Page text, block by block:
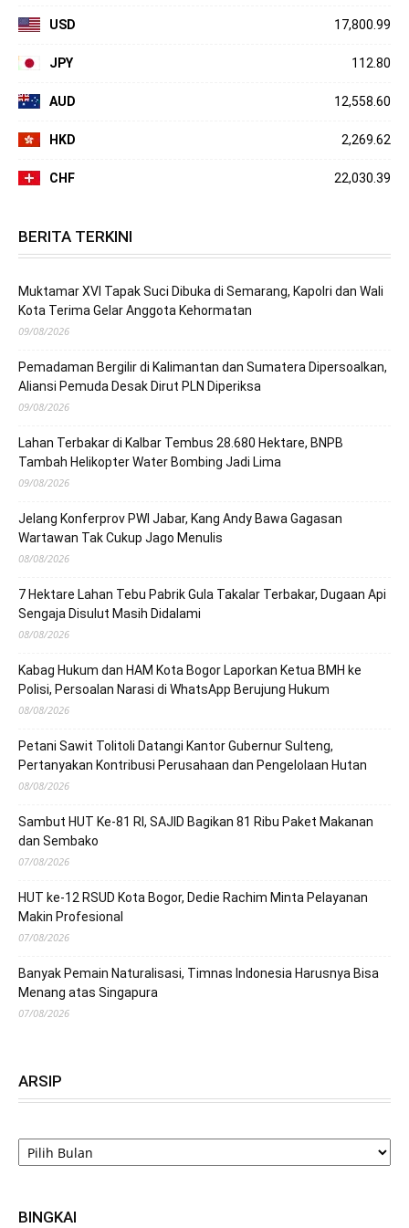
USD 17,800.99
JPY 112.80
AUD 12,558.60
HKD 2,269.62
CHF 22,030.39
BERITA TERKINI
Muktamar XVI Tapak Suci Dibuka di Semarang, Kapolri dan Wali
Kota Terima Gelar Anggota Kehormatan
09/08/2026
Pemadaman Bergilir di Kalimantan dan Sumatera Dipersoalkan,
Aliansi Pemuda Desak Dirut PLN Diperiksa
09/08/2026
Lahan Terbakar di Kalbar Tembus 28.680 Hektare, BNPB
Tambah Helikopter Water Bombing Jadi Lima
09/08/2026
Jelang Konferprov PWI Jabar, Kang Andy Bawa Gagasan
Wartawan Tak Cukup Jago Menulis
08/08/2026
7 Hektare Lahan Tebu Pabrik Gula Takalar Terbakar, Dugaan Api
Sengaja Disulut Masih Didalami
08/08/2026
Kabag Hukum dan HAM Kota Bogor Laporkan Ketua BMH ke
Polisi, Persoalan Narasi di WhatsApp Berujung Hukum
08/08/2026
Petani Sawit Tolitoli Datangi Kantor Gubernur Sulteng,
Pertanyakan Kontribusi Perusahaan dan Pengelolaan Hutan
08/08/2026
Sambut HUT Ke-81 RI, SAJID Bagikan 81 Ribu Paket Makanan
dan Sembako
07/08/2026
HUT ke-12 RSUD Kota Bogor, Dedie Rachim Minta Pelayanan
Makin Profesional
07/08/2026
Banyak Pemain Naturalisasi, Timnas Indonesia Harusnya Bisa
Menang atas Singapura
07/08/2026
ARSIP
ARSIP
BINGKAI